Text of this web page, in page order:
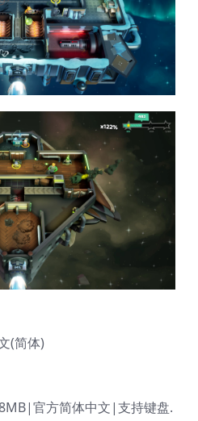
(简体)
官方简体中文|支持键盘.